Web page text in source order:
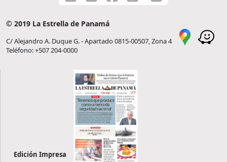
© 2019 La Estrella de Panamá
C/ Alejandro A. Duque G. - Apartado 0815-00507, Zona 4
Teléfono: +507 204-0000
Edición Impresa